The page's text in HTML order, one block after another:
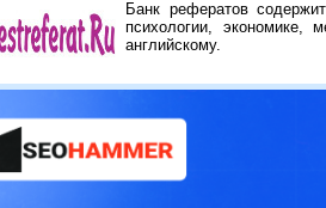
Банк рефератов
психологии, экономике,
английскому.